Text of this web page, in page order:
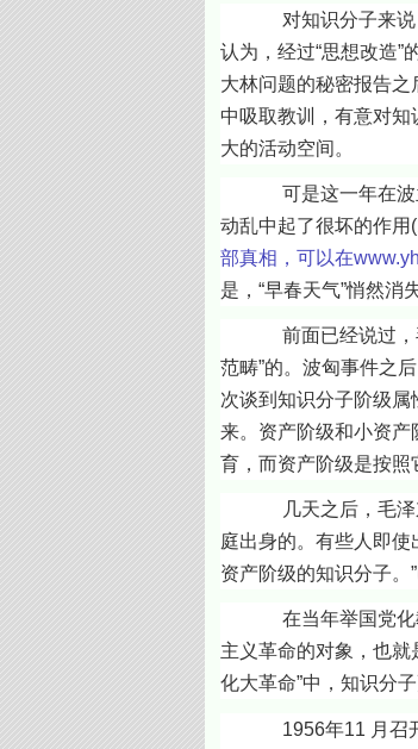
对知识分子来说，
认为，经过“思想改造”
大林问题的秘密报告之
中吸取教训，有意对
大的活动空间。
可是这一年在波兰(6
动乱中起了很坏的作
部真相，可以在
是，“早春天气”悄然消
前面已经说过，毛泽
范畴”的。波匈事件之
次谈到知识分子阶级
来。资产阶级和小资产
育，而资产阶级是按照
几天之后，毛泽东在
庭出身的。有些人即
资产阶级的知识分子。
在当年举国党化教育
主义革命的对象，也
化大革命”中，知识分
1956年11 月召开的